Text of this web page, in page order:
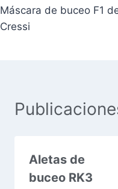
Máscara de buceo F1
Cressi
Aletas de
buceo RK3